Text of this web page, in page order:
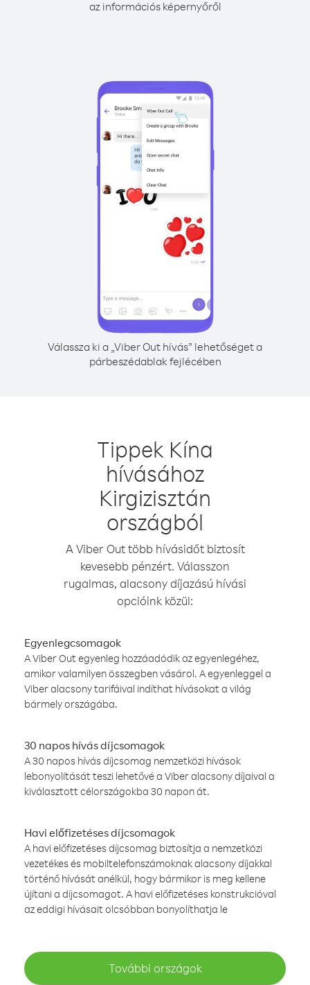
az információs képernyőről
Válassza ki a „Viber Out hívás” lehetőséget a
párbeszédablak fejlécében
Tippek Kína
hívásához
Kirgizisztán
országból
A Viber Out több hívásidőt biztosít
kevesebb pénzért. Válasszon
rugalmas, alacsony díjazású hívási
opcióink közül:
Egyenlegcsomagok
A Viber Out egyenleg hozzáadódik az egyenlegéhez,
amikor valamilyen összegben vásárol. A egyenleggel a
Viber alacsony tarifáival indíthat hívásokat a világ
bármely országába.
30 napos hívás díjcsomagok
A 30 napos hívás díjcsomag nemzetközi hívások
lebonyolítását teszi lehetővé a Viber alacsony díjaival a
kiválasztott célországokba 30 napon át.
Havi előfizetéses díjcsomagok
A havi előfizetéses díjcsomag biztosítja a nemzetközi
vezetékes és mobiltelefonszámoknak alacsony díjakkal
történő hívását anélkül, hogy bármikor is meg kellene
újítani a díjcsomagot. A havi előfizetéses konstrukcióval
az eddigi hívásait olcsóbban bonyolíthatja le
További országok